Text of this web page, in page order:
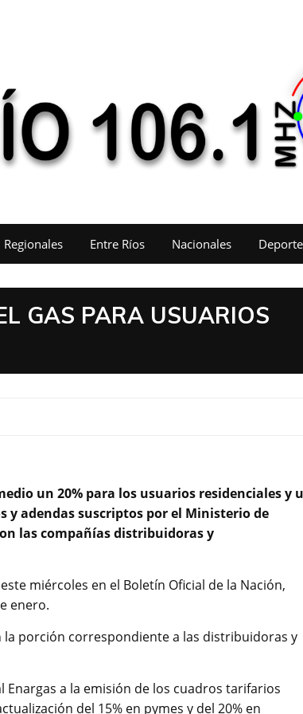
Regionales Entre Ríos Nacionales
GAS PARA USUARIOS
un 20% para los usuarios residenciales y
y adendas suscriptos por el Ministerio de
las compañías distribuidoras y
miércoles en el Boletín Oficial de la Nación,
enero.
la porción correspondiente a las distribuidoras y
Enargas a la emisión de los cuadros tarifarios
del 15% en pymes y del 20% en